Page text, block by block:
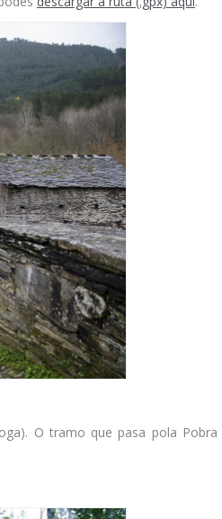
O tramo que pasa pola